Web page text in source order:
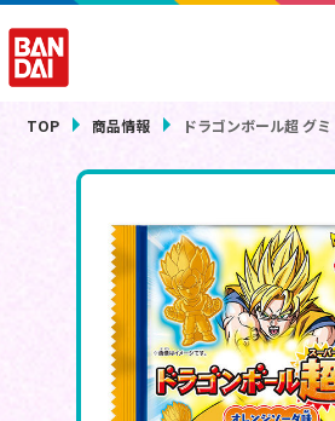
TOP 商品情報 ドラゴンボール超 グミ